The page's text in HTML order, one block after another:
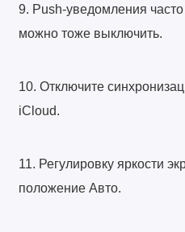
9. Push-уведомления
можно тоже выключить.
10. Отключите
iCloud.
11. Регулировку яркости
положение Авто.